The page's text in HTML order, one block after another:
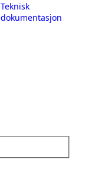
Teknisk
dokumentasjon